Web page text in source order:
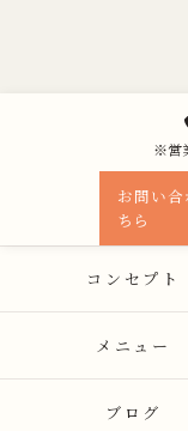
※営
お問い
ちら
コンセプト
メニュー
ブログ